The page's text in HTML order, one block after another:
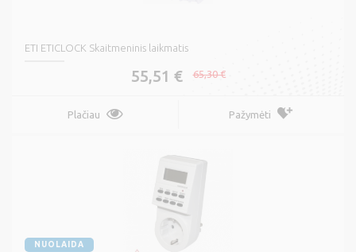
ETI ETICLOCK Skaitmeninis laikmatis
55,51 € 65,30 €
Plačiau Pažymėti
NUOLAIDA